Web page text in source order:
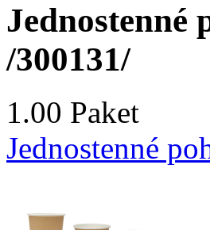
Jednostenné
/300131/
1.00 Paket
Jednostenné